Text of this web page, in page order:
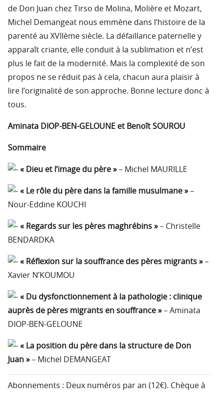
de Don Juan chez Tirso de Molina, Molière et Mozart,
Michel Demangeat nous emmène dans l’histoire de la
parenté au XVIIème siècle. La défaillance paternelle y
apparaît criante, elle conduit à la sublimation et n’est
plus le fait de la modernité. Mais la complexité de son
propos ne se réduit pas à cela, chacun aura plaisir à
lire l’originalité de son approche. Bonne lecture donc à
tous.
Aminata DIOP-BEN-GELOUNE et Benoît SOUROU
Sommaire
« Dieu et l’image du père » – Michel MAURILLE
« Le rôle du père dans la famille musulmane » –
Nour-Eddine KOUCHI
« Regards sur les pères maghrébins » – Christelle
BENDARDKA
« Réflexion sur la souffrance des pères migrants » –
Xavier N’KOUMOU
« Du dysfonctionnement à la pathologie : clinique
auprès de pères migrants en souffrance » – Aminata
DIOP-BEN-GELOUNE
« La position du père dans la structure de Don
Juan » – Michel DEMANGEAT
Abonnements : Deux numéros par an (12€). Chèque à